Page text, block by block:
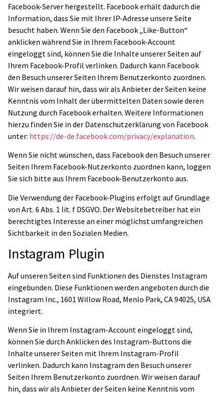
Facebook-Server hergestellt. Facebook erhält dadurch die
Information, dass Sie mit Ihrer IP-Adresse unsere Seite
besucht haben. Wenn Sie den Facebook „Like-Button“
anklicken während Sie in Ihrem Facebook-Account
eingeloggt sind, können Sie die Inhalte unserer Seiten auf
Ihrem Facebook-Profil verlinken. Dadurch kann Facebook
den Besuch unserer Seiten Ihrem Benutzerkonto zuordnen.
Wir weisen darauf hin, dass wir als Anbieter der Seiten keine
Kenntnis vom Inhalt der übermittelten Daten sowie deren
Nutzung durch Facebook erhalten. Weitere Informationen
hierzu finden Sie in der Datenschutzerklärung von Facebook
unter: https://de-de.facebook.com/privacy/explanation.
Wenn Sie nicht wünschen, dass Facebook den Besuch unserer
Seiten Ihrem Facebook-Nutzerkonto zuordnen kann, loggen
Sie sich bitte aus Ihrem Facebook-Benutzerkonto aus.
Die Verwendung der Facebook-Plugins erfolgt auf Grundlage
von Art. 6 Abs. 1 lit. f DSGVO. Der Websitebetreiber hat ein
berechtigtes Interesse an einer möglichst umfangreichen
Sichtbarkeit in den Sozialen Medien.
Instagram Plugin
Auf unseren Seiten sind Funktionen des Dienstes Instagram
eingebunden. Diese Funktionen werden angeboten durch die
Instagram Inc., 1601 Willow Road, Menlo Park, CA 94025, USA
integriert.
Wenn Sie in Ihrem Instagram-Account eingeloggt sind,
können Sie durch Anklicken des Instagram-Buttons die
Inhalte unserer Seiten mit Ihrem Instagram-Profil
verlinken. Dadurch kann Instagram den Besuch unserer
Seiten Ihrem Benutzerkonto zuordnen. Wir weisen darauf
hin, dass wir als Anbieter der Seiten keine Kenntnis vom